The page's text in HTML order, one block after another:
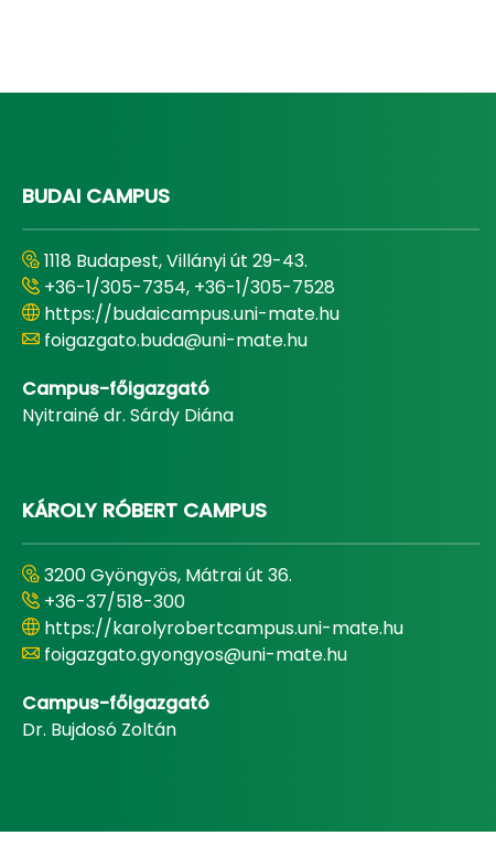
BUDAI CAMPUS
1118 Budapest, Villányi út 29-43.
+36-1/305-7354, +36-1/305-7528
https://budaicampus.uni-mate.hu
foigazgato.buda@uni-mate.hu
Campus-főigazgató
Nyitrainé dr. Sárdy Diána
KÁROLY RÓBERT CAMPUS
3200 Gyöngyös, Mátrai út 36.
+36-37/518-300
https://karolyrobertcampus.uni-mate.hu
foigazgato.gyongyos@uni-mate.hu
Campus-főigazgató
Dr. Bujdosó Zoltán